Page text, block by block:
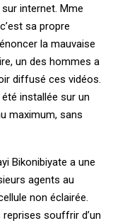
internet. Mme
sa propre
la mauvaise
un des hommes a
diffusé ces vidéos.
installée sur un
maximum, sans
Bikonibiyate a une
agents au
non éclairée.
reprises souffrir d’un